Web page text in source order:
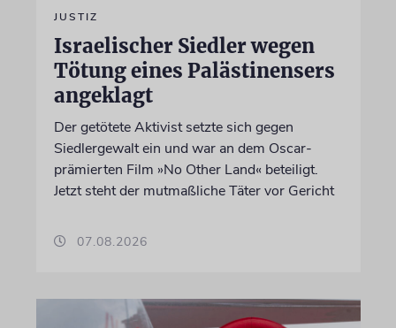
JUSTIZ
Israelischer Siedler wegen
Tötung eines Palästinensers
angeklagt
Der getötete Aktivist setzte sich gegen
Siedlergewalt ein und war an dem Oscar-
prämierten Film »No Other Land« beteiligt.
Jetzt steht der mutmaßliche Täter vor Gericht
07.08.2026